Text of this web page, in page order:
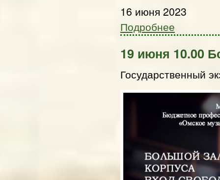
16 июня 2023
Подробнее
19 июня 10.00
Государственный